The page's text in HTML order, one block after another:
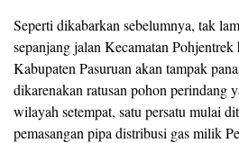
Seperti dikabarkan sebelumnya, tak
sepanjang jalan Kecamatan
Kabupaten Pasuruan akan tampak
dikarenakan ratusan pohon perindang
wilayah setempat, satu persatu mulai
pemasangan pipa distribusi gas milik